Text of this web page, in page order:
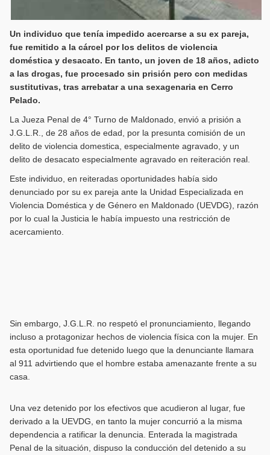
Un individuo que tenía impedido acercarse a su ex pareja,
fue remitido a la cárcel por los delitos de violencia
doméstica y desacato. En tanto, un joven de 18 años, adicto
a las drogas, fue procesado sin prisión pero con medidas
sustitutivas, tras arrebatar a una sexagenaria en Cerro
Pelado.
La Jueza Penal de 4° Turno de Maldonado, envió a prisión a
J.G.L.R., de 28 años de edad, por la presunta comisión de un
delito de violencia domestica, especialmente agravado, y un
delito de desacato especialmente agravado en reiteración real.
Este individuo, en reiteradas oportunidades había sido
denunciado por su ex pareja ante la Unidad Especializada en
Violencia Doméstica y de Género en Maldonado (UEVDG), razón
por lo cual la Justicia le había impuesto una restricción de
acercamiento.
Sin embargo, J.G.L.R. no respetó el pronunciamiento, llegando
incluso a protagonizar hechos de violencia física con la mujer. En
esta oportunidad fue detenido luego que la denunciante llamara
al 911 advirtiendo que el hombre estaba amenazante frente a su
casa.
Una vez detenido por los efectivos que acudieron al lugar, fue
derivado a la UEVDG, en tanto la mujer concurrió a la misma
dependencia a ratificar la denuncia. Enterada la magistrada
Penal de la situación, dispuso la conducción del detenido a su